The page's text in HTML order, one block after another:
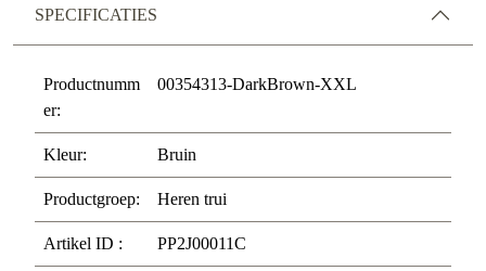
SPECIFICATIES
Productnumm
er:
00354313-DarkBrown-XXL
Kleur: Bruin
Productgroep: Heren trui
Artikel ID : PP2J00011C